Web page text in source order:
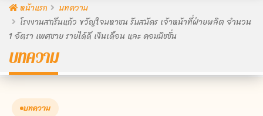
หน้าแรก
บทความ
โรงงานสกรีนแก้ว ขวัญใจมหาชน รับสมัคร เจ้าหน้าที่ฝ่ายผลิต จำนวน
1 อัตรา เพศชาย รายได้ดี เงินเดือน และ คอมมิชชั่น
บทความ
บทความ